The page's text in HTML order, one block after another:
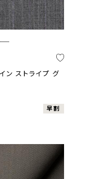
ン ストライプ グ
早割